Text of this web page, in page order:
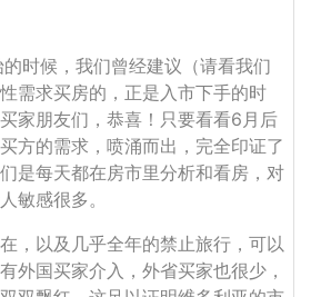
时候，我们曾经建议（请看我们
需求买房的，正是入市下手的时
家朋友们，恭喜！只要看看6月后
方的需求，喷涌而出，完全印证了
是每天都在房市里分析和看房，对
敏感很多。
，以及几乎全年的禁止旅行，可以
外国买家介入，外省买家也很少，